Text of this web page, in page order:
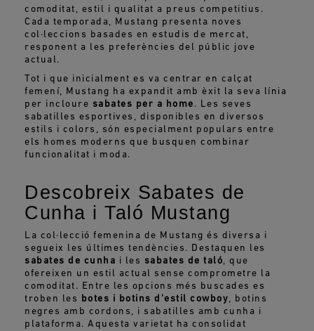
comoditat, estil i qualitat a preus competitius.
Cada temporada, Mustang presenta noves
col·leccions basades en estudis de mercat,
responent a les preferències del públic jove
actual.
Tot i que inicialment es va centrar en calçat
femení, Mustang ha expandit amb èxit la seva línia
per incloure sabates per a home . Les seves
sabatilles esportives, disponibles en diversos
estils i colors, són especialment populars entre
els homes moderns que busquen combinar
funcionalitat i moda.
Descobreix Sabates de
Cunha i Taló Mustang
La col·lecció femenina de Mustang és diversa i
segueix les últimes tendències. Destaquen les
sabates de cunha i les sabates de taló, que
ofereixen un estil actual sense comprometre la
comoditat. Entre les opcions més buscades es
troben les botes i botins d'estil cowboy, botins
negres amb cordons, i sabatilles amb cunha i
plataforma. Aquesta varietat ha consolidat